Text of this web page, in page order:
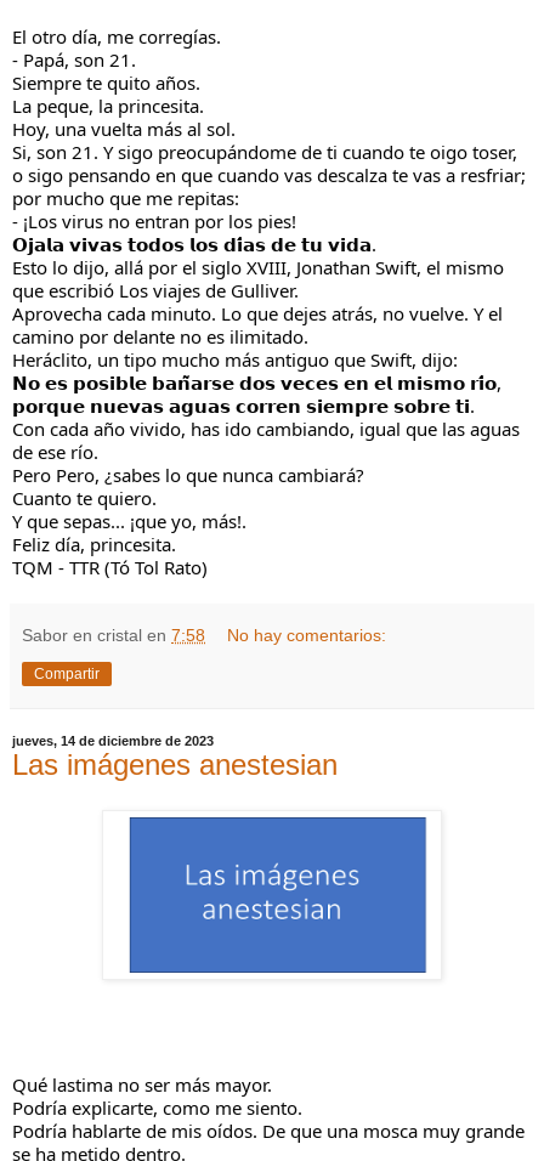
El otro día, me corregías.
- Papá, son 21.
Siempre te quito años.
La peque, la princesita.
Hoy, una vuelta más al sol.
Si, son 21. Y sigo preocupándome de ti cuando te oigo toser,
o sigo pensando en que cuando vas descalza te vas a resfriar;
por mucho que me repitas:
- ¡Los virus no entran por los pies!
𝗢𝗷𝗮𝗹𝗮 𝘃𝗶𝘃𝗮𝘀 𝘁𝗼𝗱𝗼𝘀 𝗹𝗼𝘀 𝗱𝗶́𝗮𝘀 𝗱𝗲 𝘁𝘂 𝘃𝗶𝗱𝗮.
Esto lo dijo, allá por el siglo XVIII, Jonathan Swift, el mismo
que escribió Los viajes de Gulliver.
Aprovecha cada minuto. Lo que dejes atrás, no vuelve. Y el
camino por delante no es ilimitado.
Heráclito, un tipo mucho más antiguo que Swift, dijo:
𝗡𝗼 𝗲𝘀 𝗽𝗼𝘀𝗶𝗯𝗹𝗲 𝗯𝗮𝗻̃𝗮𝗿𝘀𝗲 𝗱𝗼𝘀 𝘃𝗲𝗰𝗲𝘀 𝗲𝗻 𝗲𝗹 𝗺𝗶𝘀𝗺𝗼 𝗿𝗶́𝗼,
𝗽𝗼𝗿𝗾𝘂𝗲 𝗻𝘂𝗲𝘃𝗮𝘀 𝗮𝗴𝘂𝗮𝘀 𝗰𝗼𝗿𝗿𝗲𝗻 𝘀𝗶𝗲𝗺𝗽𝗿𝗲 𝘀𝗼𝗯𝗿𝗲 𝘁𝗶.
Con cada año vivido, has ido cambiando, igual que las aguas
de ese río.
Pero Pero, ¿sabes lo que nunca cambiará?
Cuanto te quiero.
Y que sepas... ¡que yo, más!.
Feliz día, princesita.
TQM - TTR (Tó Tol Rato)
Sabor en cristal en 7:58 No hay comentarios:
Compartir
jueves, 14 de diciembre de 2023
Las imágenes anestesian
Qué lastima no ser más mayor.
Podría explicarte, como me siento.
Podría hablarte de mis oídos. De que una mosca muy grande
se ha metido dentro.